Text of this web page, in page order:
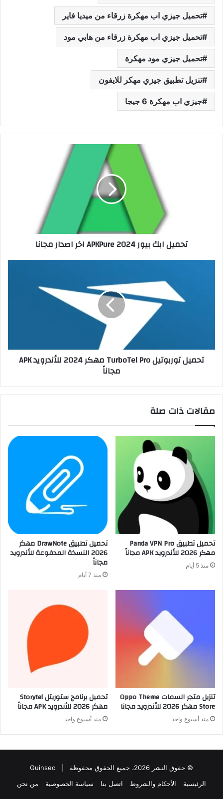
تحميل جيزي اب مهكرة زرقاء من ميديا فاير
تحميل جيزي اب مهكرة زرقاء من هابي مود
تحميل جيزي مود مهكرة
تنزيل تطبيق جيزي مهكر للايفون
جيزي اب مهكرة 6 جيجا
تحميل ابك بيور 2024 APKPure اخر اصدار مجانا
تحميل توربوتيل TurboTel Pro مهكر 2024 للأندرويد APK
مجاناً
مقالات ذات صلة
تحميل تطبيق Panda VPN Pro
مهكر 2026 للأندرويد APK مجاناً
منذ 5 أيام
تحميل تطبيق DrawNote مهكر
2026 النسخة المدفوعة للأندرويد
مجاناً
منذ 7 أيام
تنزيل متجر السمات Oppo Theme
Store مهكر 2026 للأندرويد مجانا
منذ أسبوع واحد
تحميل برنامج ستوريتل Storytel
مهكر 2026 للأندرويد APK مجاناً
منذ أسبوع واحد
© حقوق النشر 2026، جميع الحقوق محفوظة |
Guinseo
الرئيسية
الأحكام والشروط اتصل بنا سياسة الخصوصية من نحن